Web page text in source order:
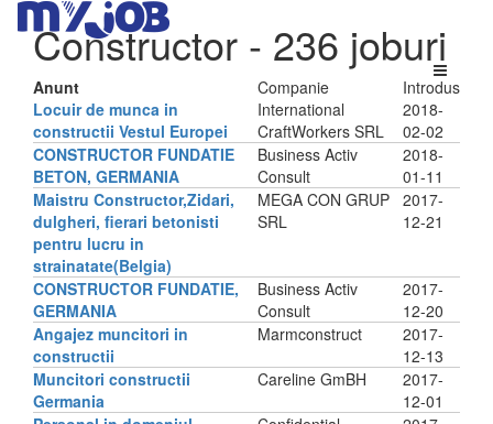
Constructor - 236 joburi
Anunt Companie
Introdus
Locuir de munca in
constructii Vestul Europei
International
CraftWorkers SRL
2018-
02-02
CONSTRUCTOR FUNDATIE
BETON, GERMANIA
Business Activ
Consult
2018-
01-11
Maistru Constructor,Zidari,
dulgheri, fierari betonisti
pentru lucru in
strainatate(Belgia)
MEGA CON GRUP
SRL
2017-
12-21
CONSTRUCTOR FUNDATIE,
GERMANIA
Business Activ
Consult
2017-
12-20
Angajez muncitori in
constructii
Marmconstruct
2017-
12-13
Muncitori constructii
Germania
Careline GmBH
2017-
12-01